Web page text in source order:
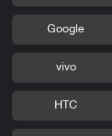
Google
vivo
HTC